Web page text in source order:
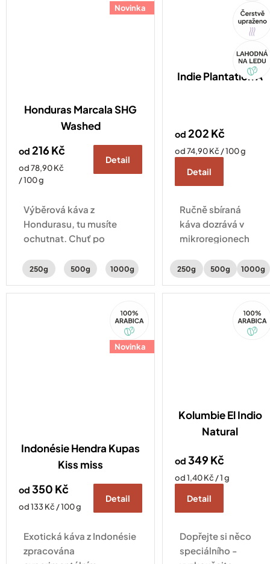
Novinka
Honduras Marcala SHG
Washed
od 216 Kč
Měrná
cena:
od 78,90 Kč
/ 100 g
Detail
Výběrová káva z
Hondurasu, tu musíte
ochutnat. Chuť po
peckovinách s jemnou
250g 500g 1000g
Tip
Indie Plantation A
od 202 Kč
Měrná
od 74,90 Kč / 100 g
Detail
Ručně sbíraná
káva dozrává v
mikroregionech
se jen ta nejlepší –
jemná chuť
mléčné čokolády
250g 500g 1000g
Arabica
Novinka
Indonésie Hendra Kupas
Kiss miss
od 350 Kč
Měrná
od 133 Kč / 100 g
Detail
Exotická káva z Indonésie
zpracována
Arabica
Kolumbie El Indio
Natural
od 349 Kč
Měrná
od 1,40 Kč / 1 g
Detail
Dopřejte si něco
speciálního -